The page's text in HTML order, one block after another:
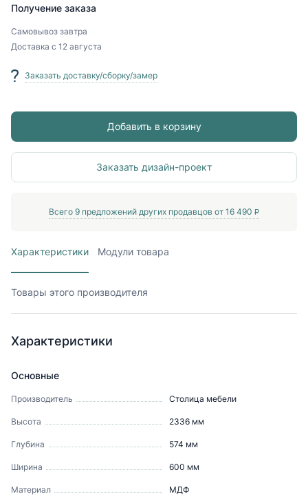
Получение заказа
Самовывоз завтра
Доставка с 12 августа
Заказать доставку/сборку/замер
Добавить в корзину
Заказать дизайн-проект
Всего 9 предложений других продавцов от 16 490 P
Характеристики Модули товара
Товары этого производителя
Характеристики
Основные
Производитель Столица мебели
Высота 2336 мм
Глубина 574 мм
Ширина 600 мм
Материал МДФ